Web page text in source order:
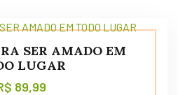
SER AMADO EM
LUGAR
89,99